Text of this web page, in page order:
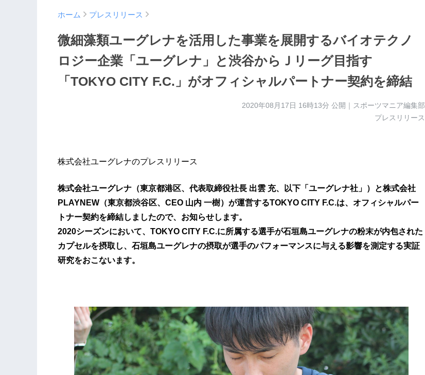
ホーム プレスリリース
微細藻類ユーグレナを活用した事業を展開するバイオテクノ
ロジー企業「ユーグレナ」と渋谷からＪリーグ目指す
「TOKYO CITY F.C.」がオフィシャルパートナー契約を締結
2020年08月17日 16時13分 公開｜スポーツマニア編集部
プレスリリース
株式会社ユーグレナのプレスリリース
株式会社ユーグレナ（東京都港区、代表取締役社長 出雲 充、以下「ユーグレナ社」）と株式会社
PLAYNEW（東京都渋谷区、CEO 山内 一樹）が運営するTOKYO CITY F.C.は、オフィシャルパー
トナー契約を締結しましたので、お知らせします。
2020シーズンにおいて、TOKYO CITY F.C.に所属する選手が石垣島ユーグレナの粉末が内包された
カプセルを摂取し、石垣島ユーグレナの摂取が選手のパフォーマンスに与える影響を測定する実証
研究をおこないます。